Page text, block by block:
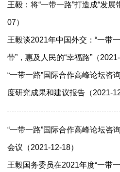
王毅：将“一带一路”打造成“发展
07）
王毅谈2021年中国外交：“一带
带”，惠及人民的“幸福路”（2021-
​“一带一路”国际合作高峰论坛咨
度研究成果和建议报告（2021-
“一带一路”国际合作高峰论坛咨
会议（2021-12-18）
王毅国务委员在2021年度“一带